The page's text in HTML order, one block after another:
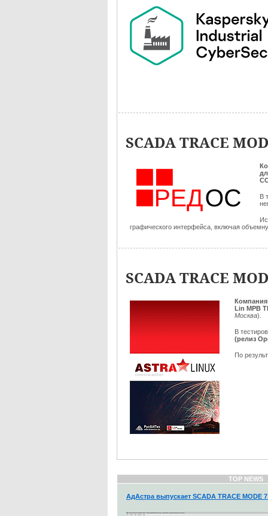
SCADA TRACE
В
графического интерфейса, включая
SCADA TRACE
Компания
Lin МРВ
Москва).
В
(релиз
По
TOP NEWS
АдАстра выпускает SCADA TRACE MODE